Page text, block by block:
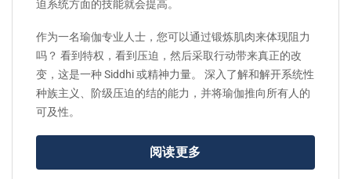
迫系统方面的技能就会提高。
作为一名瑜伽专业人士，您可以通过锻炼肌肉来体现阻力
吗？ 看到特权，看到压迫，然后采取行动带来真正的改
变，这是一种 Siddhi 或精神力量。 深入了解和解开系统性
种族主义、阶级压迫的结的能力，并将瑜伽推向所有人的
可及性。
阅读更多